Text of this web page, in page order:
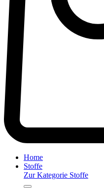
Home
Stoffe
Zur Kategorie Stoffe